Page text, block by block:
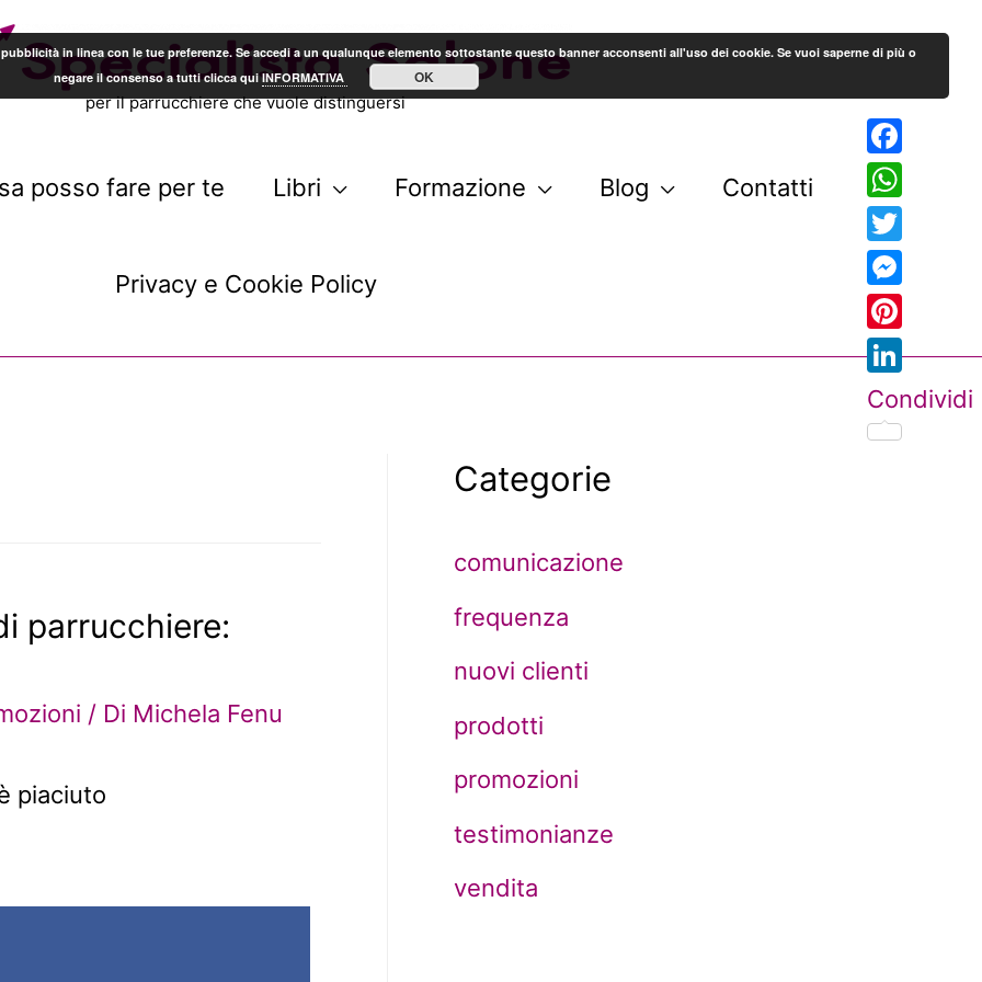
per il parrucchiere che vuole distinguersi
posso fare per te Libri Formazione Blog Contatti
Privacy e Cookie Policy
parrucchiere:
/ Di Michela Fenu
piaciuto
Categorie
comunicazione
frequenza
nuovi clienti
prodotti
promozioni
testimonianze
vendita
Facebook
Twitter
Pinterest
LinkedIn
Condividi
in linea con le tue preferenze. Se accedi a un qualunque elemento sottostante questo banner acconsenti all'uso dei cookie. Se vuoi saperne di più o
negare il consenso a tutti clicca quiINFORMATIVA OK